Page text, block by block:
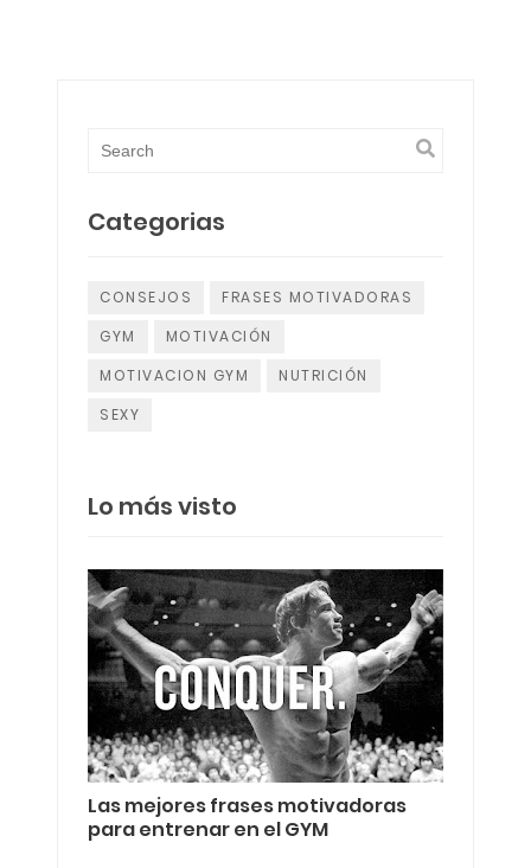
Categorias
CONSEJOS
FRASES MOTIVADORAS
GYM
MOTIVACIÓN
MOTIVACION GYM
NUTRICIÓN
SEXY
Lo más visto
Las mejores frases motivadoras
para entrenar en el GYM